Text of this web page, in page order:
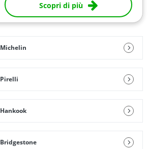
Scopri di più
Michelin
Pirelli
Hankook
Bridgestone